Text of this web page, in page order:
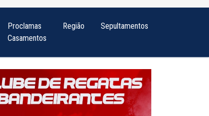
Proclamas
Casamentos
Região Sepultamentos